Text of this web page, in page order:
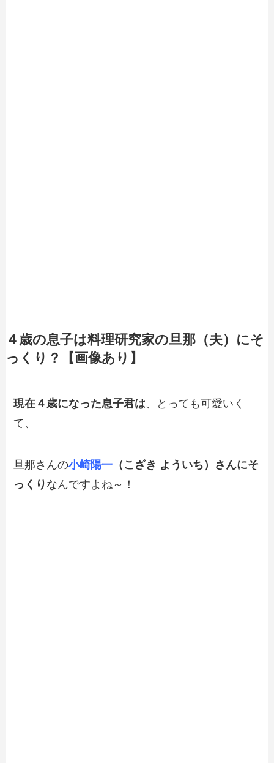
４歳の息子は料理研究家の旦那（夫）にそ
っくり？【画像あり】
現在４歳になった息子君は、とっても可愛いく
て、
旦那さんの小崎陽一 （こざき よういち）さんにそ
っくり なんですよね～！